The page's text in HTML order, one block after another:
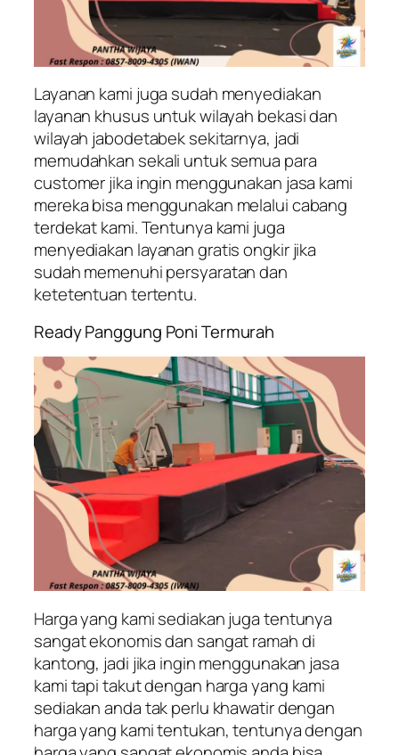
Layanan kami juga sudah menyediakan
layanan khusus untuk wilayah bekasi dan
wilayah jabodetabek sekitarnya, jadi
memudahkan sekali untuk semua para
customer jika ingin menggunakan jasa kami
mereka bisa menggunakan melalui cabang
terdekat kami. Tentunya kami juga
menyediakan layanan gratis ongkir jika
sudah memenuhi persyaratan dan
ketetentuan tertentu.
Ready Panggung Poni Termurah
Harga yang kami sediakan juga tentunya
sangat ekonomis dan sangat ramah di
kantong, jadi jika ingin menggunakan jasa
kami tapi takut dengan harga yang kami
sediakan anda tak perlu khawatir dengan
harga yang kami tentukan, tentunya dengan